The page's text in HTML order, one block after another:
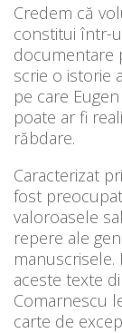
Credem că
constitui într-
documentare
scrie o istorie
pe care
poate ar fi
răbdare.
Caracterizat
fost
valoroasele
repere ale
manuscrisele.
aceste texte
Comarnescu
carte de